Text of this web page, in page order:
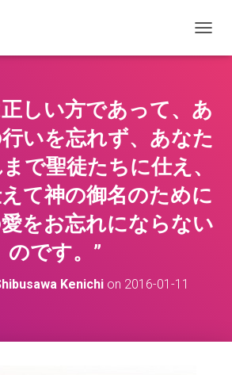
O
L
E
N
A
G
A
T
しい方であって、あ
いを忘れず、あなた
で聖徒たちに仕え、
て神の御名のために
をお忘れにならない
のです。”
Kenichion 2016-01-11